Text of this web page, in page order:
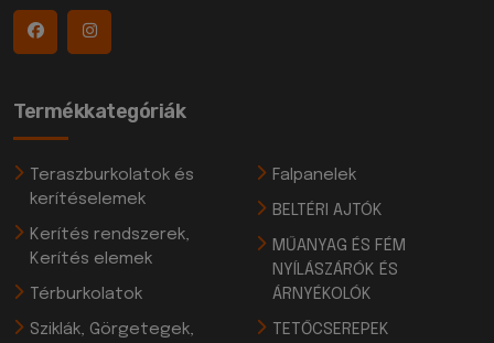
Termékkategóriák
Teraszburkolatok és
kerítéselemek
Kerítés rendszerek,
Kerítés elemek
Térburkolatok
Sziklák, Görgetegek,
Falpanelek
BELTÉRI AJTÓK
MŰANYAG ÉS FÉM
NYÍLÁSZÁRÓK ÉS
ÁRNYÉKOLÓK
TETŐCSEREPEK